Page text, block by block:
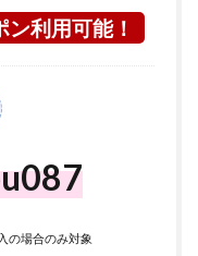
利用可能！
の場合のみ対象